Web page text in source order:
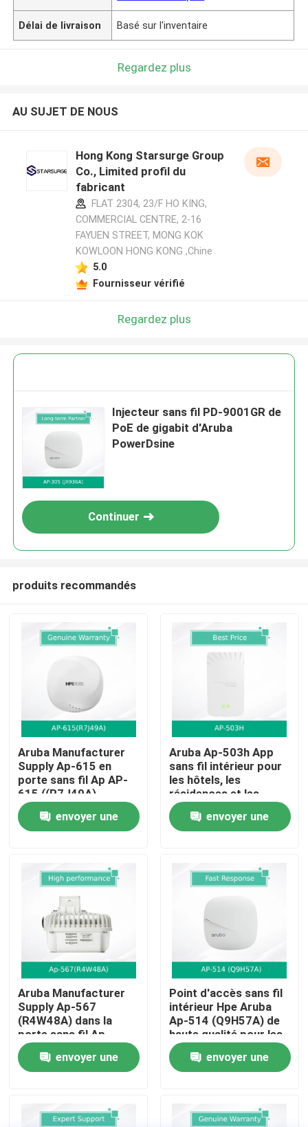
Accueil
Produits
Vidéos
Visite de l'usine
Contrôle qualité
Nous contacter
Nouvelles
Cas
Demander un devis
Délai de livraison Basé sur l'inventaire
Regardez plus
AU SUJET DE NOUS
Hong Kong Starsurge Group
Co., Limited profil du
fabricant
FLAT 2304, 23/F HO KING,
COMMERCIAL CENTRE, 2-16
FAYUEN STREET, MONG KOK
KOWLOON HONG KONG ,Chine
5.0
Fournisseur vérifié
Regardez plus
Injecteur sans fil PD-9001GR de
PoE de gigabit d'Aruba
PowerDsine
Continuer
produits recommandés
Aruba Manufacturer
Supply Ap-615 en
porte sans fil Ap AP-
615 ((R7J49A)
envoyer une
Aruba Ap-503h App
sans fil intérieur pour
les hôtels, les
résidences et les
bureaux distants
envoyer une
Aruba Manufacturer
Supply Ap-567
(R4W48A) dans la
porte sans fil Ap
envoyer une
Point d'accès sans fil
intérieur Hpe Aruba
Ap-514 (Q9H57A) de
haute qualité pour les
entreprises
envoyer une